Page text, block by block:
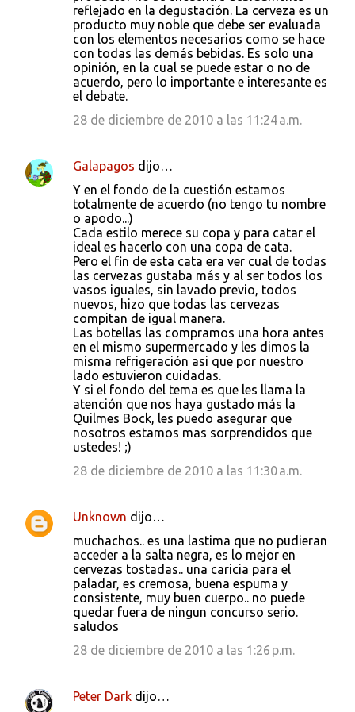
reflejado en la degustación. La cerveza es un
producto muy noble que debe ser evaluada
con los elementos necesarios como se hace
con todas las demás bebidas. Es solo una
opinión, en la cual se puede estar o no de
acuerdo, pero lo importante e interesante es
el debate.
28 de diciembre de 2010 a las 11:24 a.m.
Galapagos dijo…
Y en el fondo de la cuestión estamos
totalmente de acuerdo (no tengo tu nombre
o apodo...)
Cada estilo merece su copa y para catar el
ideal es hacerlo con una copa de cata.
Pero el fin de esta cata era ver cual de todas
las cervezas gustaba más y al ser todos los
vasos iguales, sin lavado previo, todos
nuevos, hizo que todas las cervezas
compitan de igual manera.
Las botellas las compramos una hora antes
en el mismo supermercado y les dimos la
misma refrigeración asi que por nuestro
lado estuvieron cuidadas.
Y si el fondo del tema es que les llama la
atención que nos haya gustado más la
Quilmes Bock, les puedo asegurar que
nosotros estamos mas sorprendidos que
ustedes! ;)
28 de diciembre de 2010 a las 11:30 a.m.
Unknown dijo…
muchachos.. es una lastima que no pudieran
acceder a la salta negra, es lo mejor en
cervezas tostadas.. una caricia para el
paladar, es cremosa, buena espuma y
consistente, muy buen cuerpo.. no puede
quedar fuera de ningun concurso serio.
saludos
28 de diciembre de 2010 a las 1:26 p.m.
Peter Dark dijo…